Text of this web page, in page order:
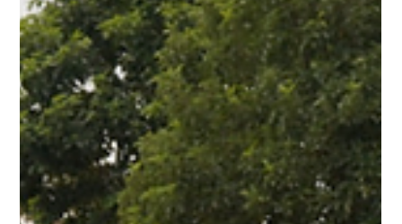
agentes do Batalhão de Operações Especiais (Bope) , mortos
em confronto em uma área de mata no Complexo do
Alemão. A ação, considerada uma das maiores dos últimos
anos, levou a Políci